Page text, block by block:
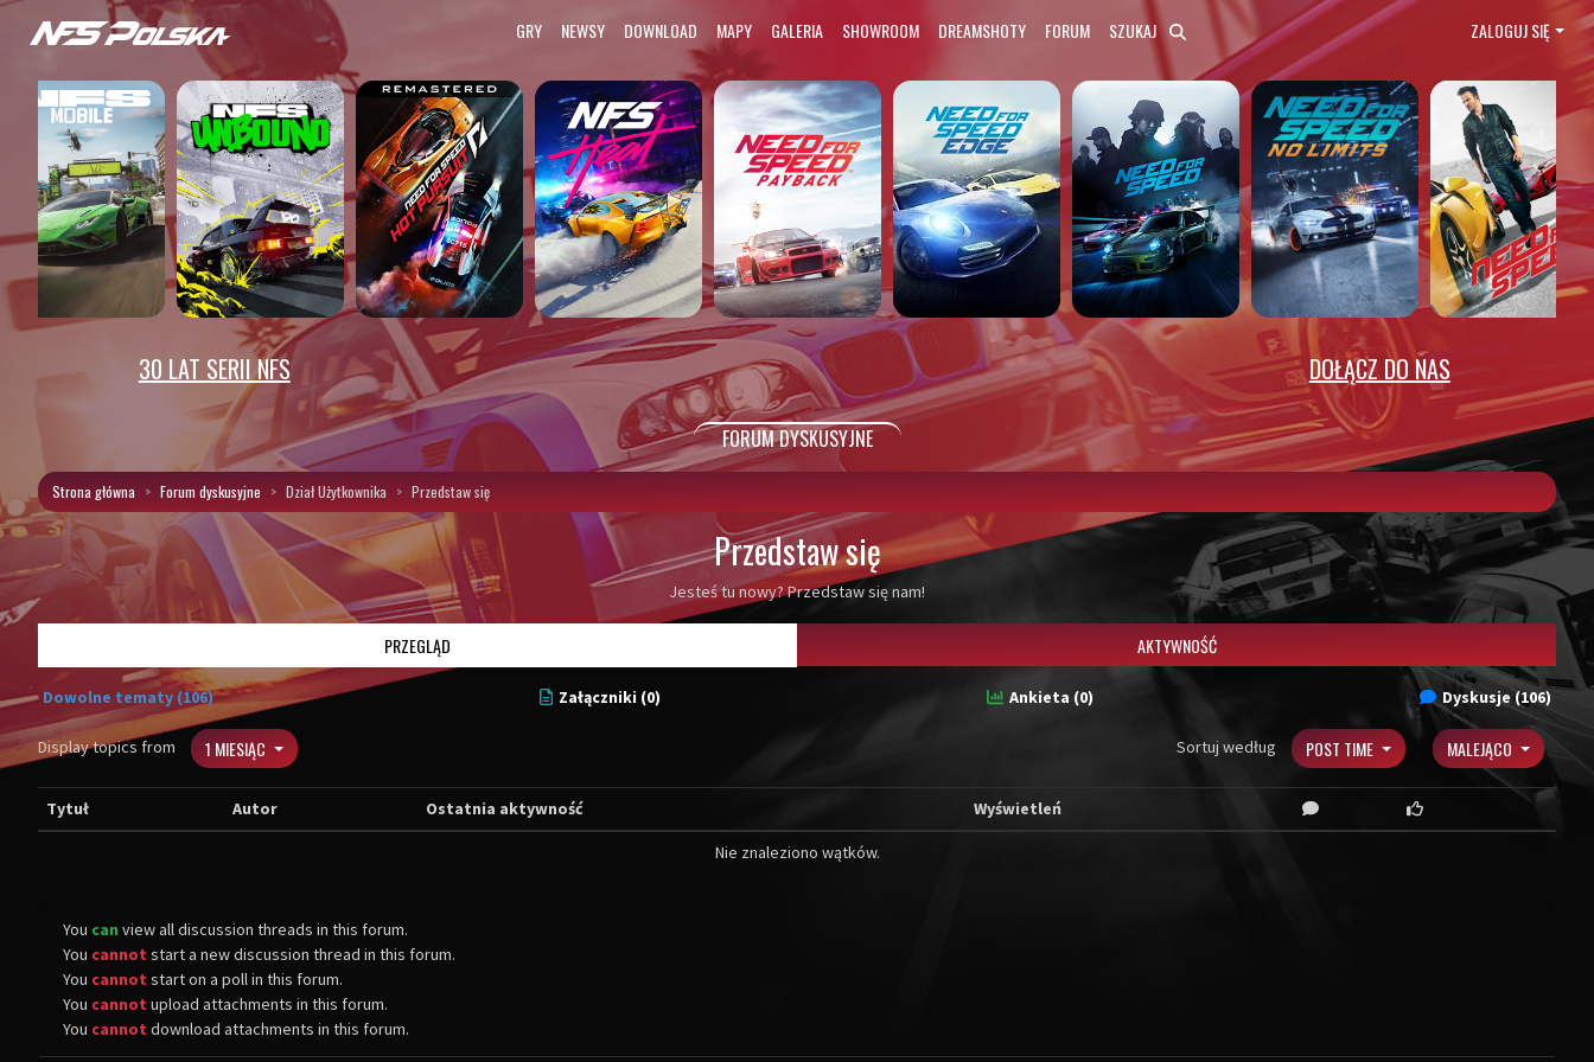
GRY NEWSY DOWNLOAD MAPY GALERIA SHOWROOM DREAMSHOTY FORUM SZUKAJ ZALOGUJ SIĘ
30 LAT SERII NFS DOŁĄCZ DO NAS
FORUM DYSKUSYJNE
Strona główna Forum dyskusyjne Dział Użytkownika Przedstaw się
Przedstaw się
Jesteś tu nowy? Przedstaw się nam!
PRZEGLĄD AKTYWNOŚĆ
Dowolne tematy (106) Załączniki (0) Ankieta (0) Dyskusje (106)
Display topics from 1 MIESIĄC Sortuj według POST TIME MALEJĄCO
Tytuł Autor Ostatnia aktywność Wyświetleń
Nie znaleziono wątków.
You can view all discussion threads in this forum.
You cannot start a new discussion thread in this forum.
You cannot start on a poll in this forum.
You cannot upload attachments in this forum.
You cannot download attachments in this forum.